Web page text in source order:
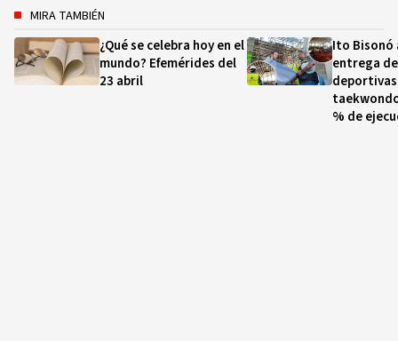
MIRA TAMBIÉN
¿Qué se celebra hoy en el
mundo? Efemérides del
23 abril
Ito Bisonó
entrega
% de